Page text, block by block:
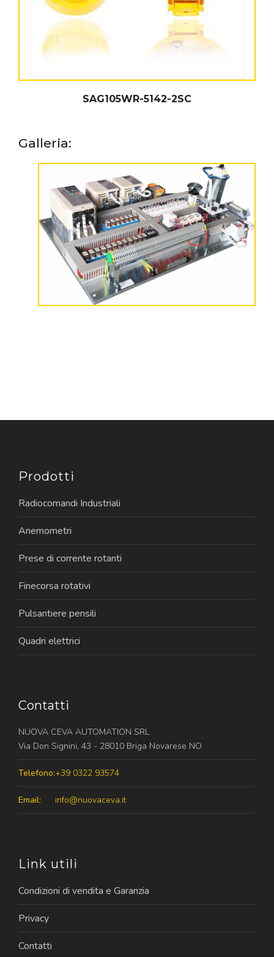
SAG105WR-5142-2SC
Galleria:
Prodotti
Radiocomandi Industriali
Anemometri
Prese di corrente rotanti
Finecorsa rotativi
Pulsantiere pensili
Quadri elettrici
Contatti
NUOVA CEVA AUTOMATION SRL
Via Don Signini, 43 - 28010 Briga Novarese NO
Telefono:+39 0322 93574
Email: info@nuovaceva.it
Link utili
Condizioni di vendita e Garanzia
Privacy
Contatti